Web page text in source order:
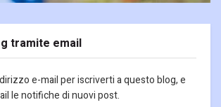
tramite email
e-mail per iscriverti a questo blog, e
le notifiche di nuovi post.